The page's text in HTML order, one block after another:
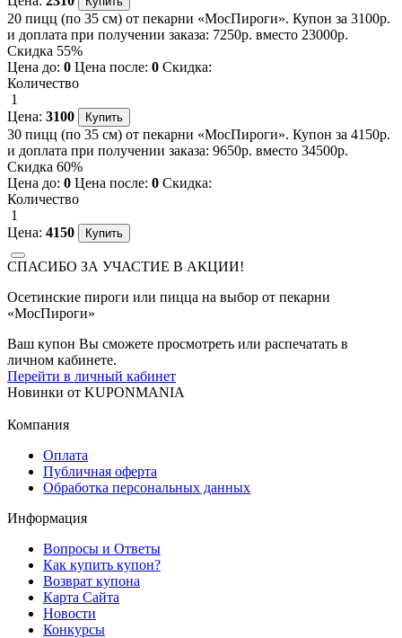
20 пицц (по 35 см) от пекарни «МосПироги». Купон за 3100р.
и доплата при получении заказа: 7250р. вместо 23000р.
Скидка 55%
Цена до: 0 Цена после: 0 Скидка:
Количество
1
Цена: 3100
30 пицц (по 35 см) от пекарни «МосПироги». Купон за 4150р.
и доплата при получении заказа: 9650р. вместо 34500р.
Скидка 60%
Цена до: 0 Цена после: 0 Скидка:
Количество
1
Цена: 4150
СПАСИБО ЗА УЧАСТИЕ В АКЦИИ!
Осетинские пироги или пицца на выбор от пекарни
«МосПироги»
Ваш купон Вы сможете просмотреть или распечатать в
личном кабинете.
Перейти в личный кабинет
Новинки от KUPONMANIA
Компания
Оплата
Публичная оферта
Обработка персональных данных
Информация
Вопросы и Ответы
Как купить купон?
Возврат купона
Карта Сайта
Новости
Конкурсы